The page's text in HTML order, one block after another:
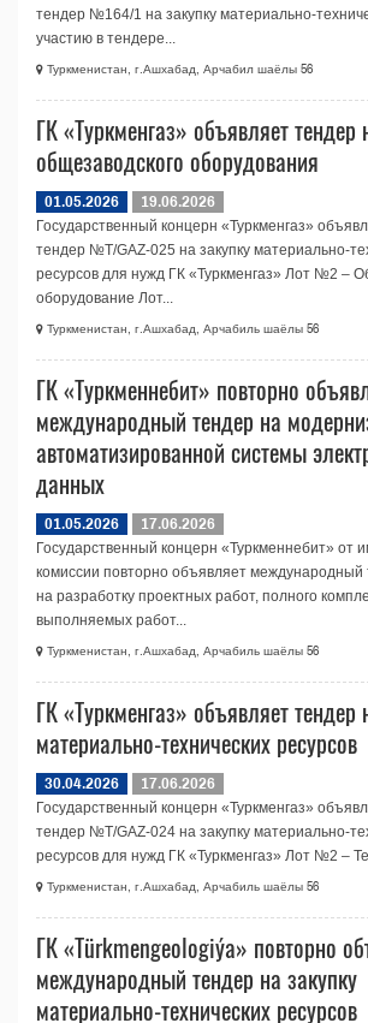
тендер №164/1 на закупку материально-
участию в тендере...
Туркменистан, г.Ашхабад, Арчабил шаёлы 56
ГК «Туркменгаз» объявляет тендер
общезаводского оборудования
01.05.2026
19.06.2026
Государственный концерн «Туркменгаз»
тендер №T/GAZ-025 на закупку материально-
ресурсов для нужд ГК «Туркменгаз» Лот №2 –
оборудование Лот...
Туркменистан, г.Ашхабад, Арчабиль шаёлы 56
ГК «Туркменнебит» повторно
международный тендер на
автоматизированной системы
данных
01.05.2026
17.06.2026
Государственный концерн «Туркменнебит» от
комиссии повторно объявляет
на разработку проектных работ, полного
выполняемых работ...
Туркменистан, г.Ашхабад, Арчабиль шаёлы 56
ГК «Туркменгаз» объявляет тендер
материально-технических ресурсов
30.04.2026
17.06.2026
Государственный концерн «Туркменгаз»
тендер №T/GAZ-024 на закупку материально-
ресурсов для нужд ГК «Туркменгаз» Лот №2 –
Туркменистан, г.Ашхабад, Арчабиль шаёлы 56
ГК «Türkmengeologiýa» повторно
международный тендер на закупку
материально-технических ресурсов